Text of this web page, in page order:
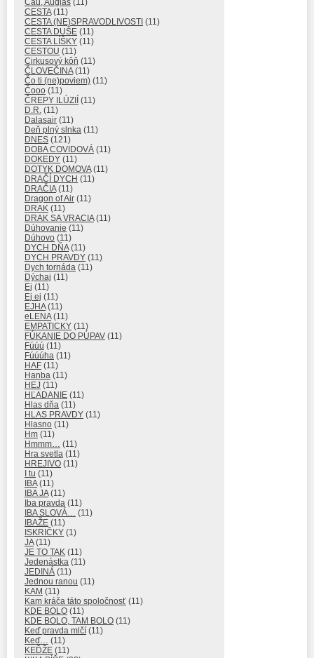
Čau, Augiáš (11)
CESTA(11)
CESTA (NE)SPRAVODLIVOSTI (11)
CESTA DUŠE (11)
CESTA LÍŠKY (11)
CESTOU (11)
Cirkusový kôň (11)
ČLOVEČINA(11)
Čo ti (ne)poviem) (11)
Čooo (11)
ČREPY ILÚZIÍ
(11)
D.R. (11)
Dalasair (11)
Deň plný slnka (11)
DNES (121)
DOBA COVIDOVÁ (11)
DOKEDY (11)
DOTYK DOMOVA(11)
DRAČÍ DYCH (11)
DRAČIA(11)
Dragon of Air (11)
DRAK (11)
DRAK SA VRACIA(11)
Dúhovanie (11)
Dúhovo (11)
DYCH DŇA(11)
DYCH PRAVDY (11)
Dych tornáda (11)
Dýchaj (11)
Ej (11)
Ej ej (11)
EJHA(11)
eLENA(11)
EMPATICKY (11)
FÚKANIE DO PÚPAV (11)
Fúúú (11)
Fúúúha (11)
HAF (11)
Hanba (11)
HEJ (11)
HĽADANIE (11)
Hlas dňa (11)
HLAS PRAVDY (11)
Hlasno (11)
Hm (11)
Hmmm… (11)
Hra svetla (11)
HREJIVO (11)
I tu (11)
IBA(11)
IBA JA(11)
Iba pravda (11)
IBA SLOVÁ… (11)
IBAŽE (11)
ISKRIČKY (1)
JA(11)
JE TO TAK (11)
Jedenástka (11)
JEDINÁ (11)
Jednou ranou (11)
KAM (11)
Kam kráča táto spoločnosť (11)
KDE BOLO (11)
KDE BOLO, TAM BOLO (11)
Keď pravda mlčí (11)
Keď… (11)
KEĎŽE (11)